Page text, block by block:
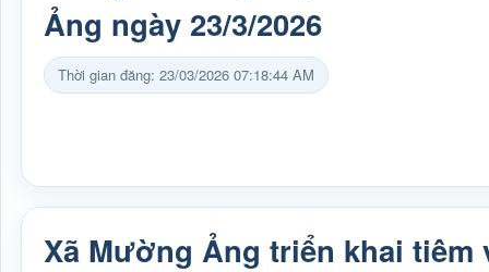
Ảng ngày 23/3/2026
Thời gian đăng: 23/03/2026 07:18:44 AM
Xã Mường Ảng triển khai